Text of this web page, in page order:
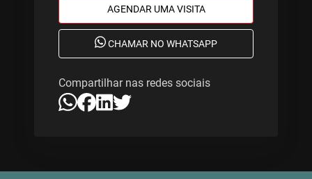
AGENDAR UMA VISITA
CHAMAR NO WHATSAPP
Compartilhar nas redes sociais